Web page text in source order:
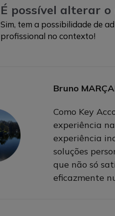
É possível alterar
Sim, tem a possibilidade de
profissional no contexto!
Bruno
Como Key
experiência
experiência
soluções
que não só
eficazmente